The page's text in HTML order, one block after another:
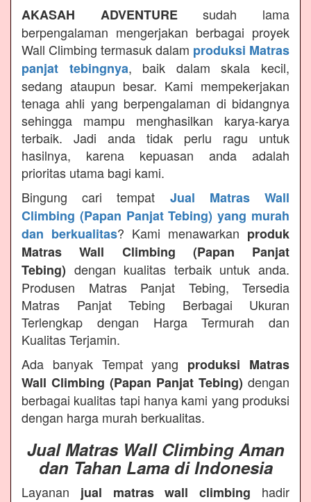
AKASAH ADVENTUREsudah lama
berpengalaman mengerjakan berbagai proyek
Wall Climbing termasuk dalam produksi Matras
panjat tebingnya, baik dalam skala kecil,
sedang ataupun besar. Kami mempekerjakan
tenaga ahli yang berpengalaman di bidangnya
sehingga mampu menghasilkan karya-karya
terbaik. Jadi anda tidak perlu ragu untuk
hasilnya, karena kepuasan anda adalah
prioritas utama bagi kami.
Bingung cari tempat Jual Matras Wall
Climbing (Papan Panjat Tebing) yang murah
dan berkualitas? Kami menawarkan produk
Matras Wall Climbing (Papan Panjat
Tebing) dengan kualitas terbaik untuk anda.
Produsen Matras Panjat Tebing, Tersedia
Matras Panjat Tebing Berbagai Ukuran
Terlengkap dengan Harga Termurah dan
Kualitas Terjamin.
Ada banyak Tempat yang produksi Matras
Wall Climbing (Papan Panjat Tebing) dengan
berbagai kualitas tapi hanya kami yang produksi
dengan harga murah berkualitas.
Jual Matras Wall Climbing Aman
dan Tahan Lama di Indonesia
Layanan jual matras wall climbing hadir